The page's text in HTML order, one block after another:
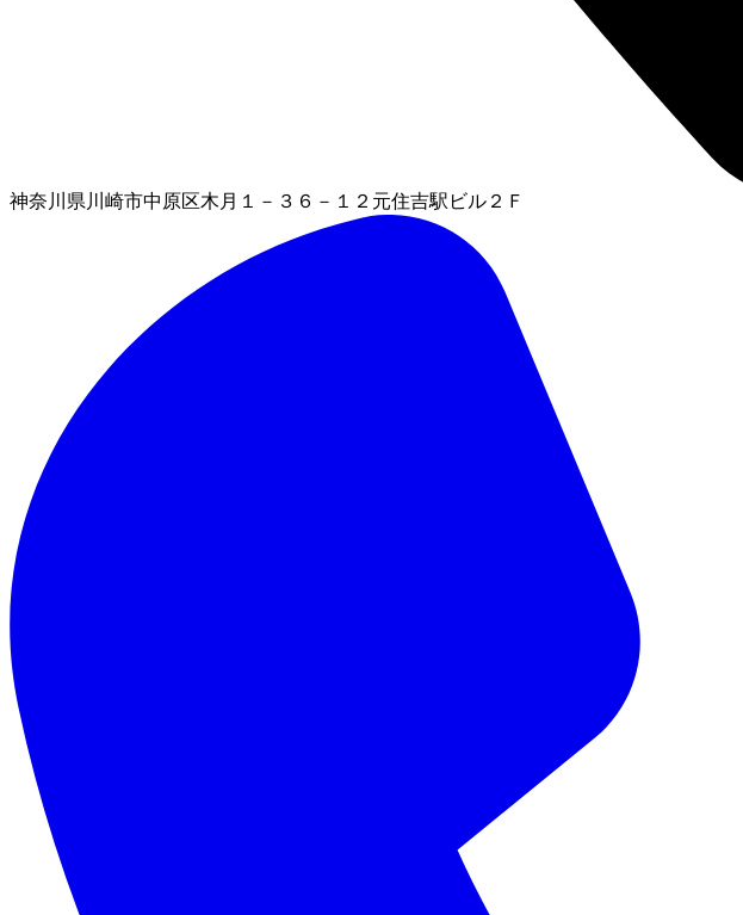
神奈川県川崎市中原区木月１－３６－１２元住吉駅ビル２Ｆ